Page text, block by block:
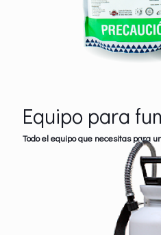
Equipo para
Todo el equipo que necesitas para